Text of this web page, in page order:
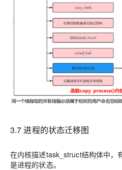
3.7 进程的状态迁移图
在内核描述task_struct结构体中，
是进程的状态。